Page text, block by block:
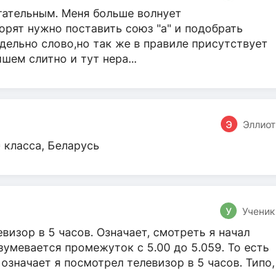
Меня больше волнует
нужно поставить союз "а" и подобрать
слово,но так же в правиле присутствует
слитно и тут нера...
Э Эллиот
Беларусь
У Ученик
в 5 часов. Означает, смотреть я начал
промежуток с 5.00 до 5.059. То есть
я посмотрел телевизор в 5 часов. Типо,